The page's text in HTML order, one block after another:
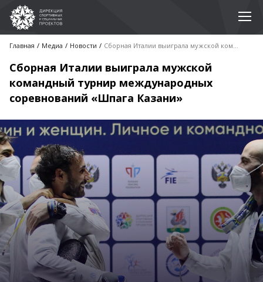
Главная Медиа Новости Сборная Италии выиграла мужской командный турнир международных соревнований «Шпага Казани»
Сборная Италии выиграла мужской
командный турнир международных
соревнований «Шпага Казани»